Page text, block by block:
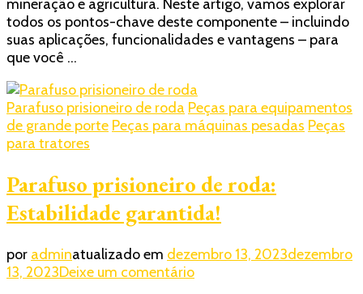
em
máquinas
pesadas
mineração e agricultura. Neste artigo, vamos explorar
todos os pontos-chave deste componente – incluindo
suas aplicações, funcionalidades e vantagens – para
que você …
Parafuso prisioneiro de roda Peças para equipamentos
de grande porte Peças para máquinas pesadas Peças
para tratores
Parafuso prisioneiro de roda:
Estabilidade garantida!
por adminatualizado em dezembro 13, 2023dezembro
13, 2023Deixe um comentárioem